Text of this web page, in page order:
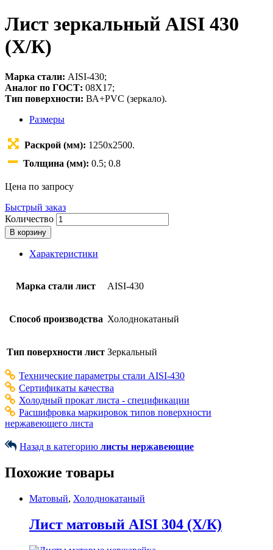
Лист зеркальный AISI 430
(Х/К)
Марка стали: AISI-430;
Аналог по ГОСТ: 08Х17;
Тип поверхности: ВА+PVC (зеркало).
Размеры
Раскрой (мм): 1250х2500.
Толщина (мм): 0.5; 0.8
Цена по запросу
Быстрый заказ
Количество
В корзину
Характеристики
Марка стали лист AISI-430
Способ производства Холоднокатаный
Тип поверхности лист Зеркальный
Технические параметры стали AISI-430
Сертификаты качества
Холодный прокат листа - спецификации
Расшифровка маркировок типов поверхности
нержавеющего листа
Назад в категорию листы нержавеющие
Похожие товары
Матовый, Холоднокатаный
Лист матовый AISI 304 (Х/К)